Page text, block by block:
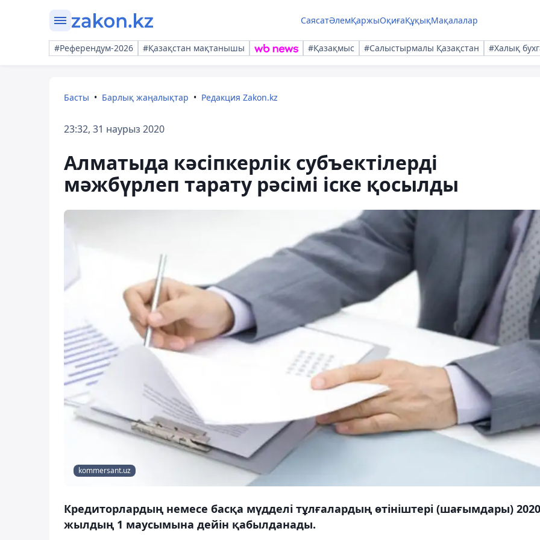
СаясатӘлемҚаржыОқиғаҚұқықМақалалар
#Референдум-2026 #Қазақстан мақтанышы #Қазақмыс #Салыстырмалы Қазақстан #Халық
Басты Барлық жаңалықтар Редакция Zakon.kz
23:32, 31 наурыз 2020
Алматыда кәсіпкерлік субъектілерді
мәжбүрлеп тарату рәсімі іске қосылды
kommersant.uz
Кредиторлардың немесе басқа мүдделі тұлғалардың өтініштері (шағымдары) 2020
жылдың 1 маусымына дейін қабылданады.